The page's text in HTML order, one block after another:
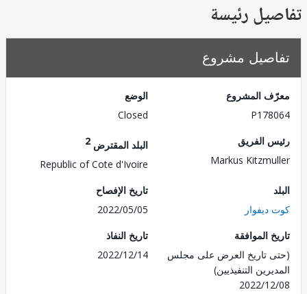
رئيسة
مشروع
المشروع
الفريق
Markus
البلد المقترض
Republic of Cote d'Ivoire
تاريخ الإفصاح
2022/05/05
الموافقة
تاريخ العرض على مجلس
التنفيذيين)
2022/
تاريخ النفاذ
2022/12/14